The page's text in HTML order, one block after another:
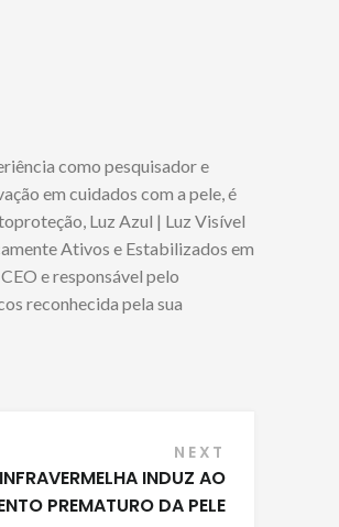
como pesquisador e
em cuidados com a pele, é
Luz Azul | Luz Visível
Ativos e Estabilizados em
e responsável pelo
reconhecida pela sua
NEXT
INDUZ AO
PREMATURO DA PELE